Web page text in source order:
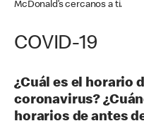
McDonald’s cercanos a ti.
COVID-19
¿Cuál es el horario
coronavirus?
horarios de antes